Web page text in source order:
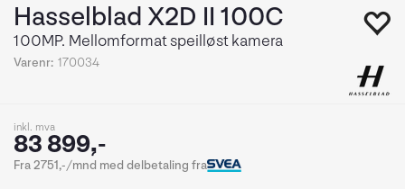
Hasselblad X2D II 100C
100MP. Mellomformat speilløst kamera
Varenr: 170034
inkl. mva
83 899,-
Fra 2751,-/mnd med delbetaling fra